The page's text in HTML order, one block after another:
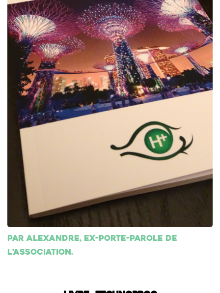
Par Alexandre, ex-porte-parole de
l’association.